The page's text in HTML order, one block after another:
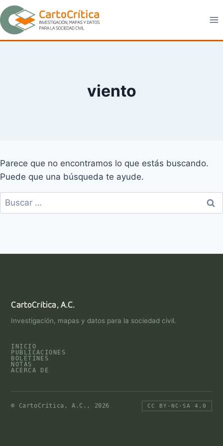
Saltar
al
contenido
viento
Parece que no encontramos lo que estás buscando.
Puede que una búsqueda te ayude.
Buscar:
CartoCrítica, A.C.
Investigación, mapas y datos para la sociedad civil.
INICIO
PUBLICACIONES
BOLETINES
NOTAS
ACERCA DE
© CartoCrítica, A.C., 2026 CC BY-NC-SA 4.0